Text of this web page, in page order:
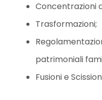
Concentrazioni
Trasformazioni;
patrimoniali
Fusioni e